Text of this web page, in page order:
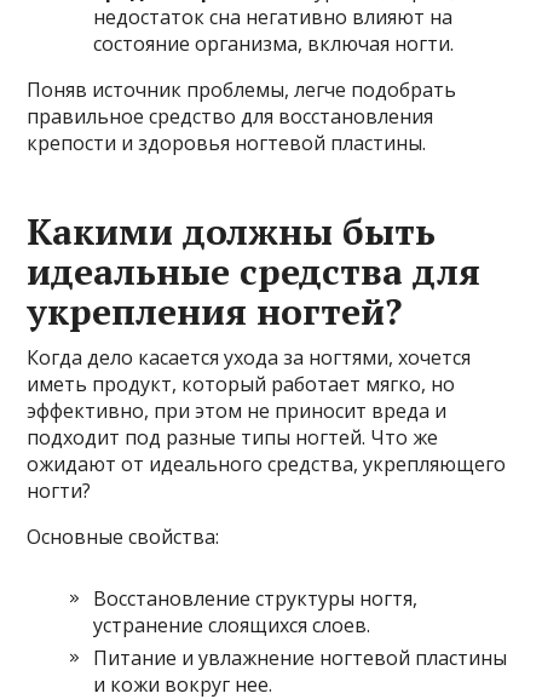
недостаток сна негативно влияют на
состояние организма, включая ногти.
Поняв источник проблемы, легче подобрать
правильное средство для восстановления
крепости и здоровья ногтевой пластины.
Какими должны быть
идеальные средства для
укрепления ногтей?
Когда дело касается ухода за ногтями, хочется
иметь продукт, который работает мягко, но
эффективно, при этом не приносит вреда и
подходит под разные типы ногтей. Что же
ожидают от идеального средства, укрепляющего
ногти?
Основные свойства:
Восстановление структуры ногтя,
устранение слоящихся слоев.
Питание и увлажнение ногтевой пластины
и кожи вокруг нее.